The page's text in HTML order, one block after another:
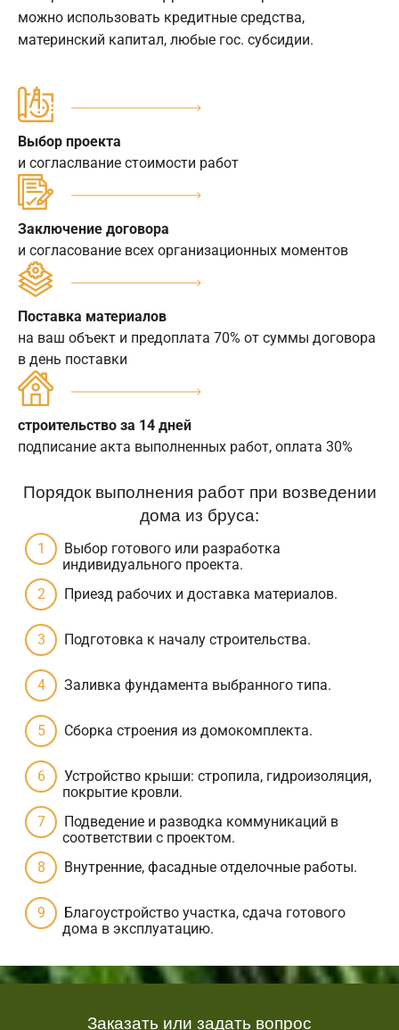
можно использовать кредитные средства,
материнский капитал, любые гос. субсидии.
Выбор проекта
и согласлвание стоимости работ
Заключение договора
и согласование всех организационных моментов
Поставка материалов
на ваш объект и предоплата 70% от суммы договора
в день поставки
строительство за 14 дней
подписание акта выполненных работ, оплата 30%
Порядок выполнения работ при возведении
дома из бруса:
Выбор готового или разработка
индивидуального проекта.
Приезд рабочих и доставка материалов.
Подготовка к началу строительства.
Заливка фундамента выбранного типа.
Сборка строения из домокомплекта.
Устройство крыши: стропила, гидроизоляция,
покрытие кровли.
Подведение и разводка коммуникаций в
соответствии с проектом.
Внутренние, фасадные отделочные работы.
Благоустройство участка, сдача готового
дома в эксплуатацию.
Заказать или задать вопрос